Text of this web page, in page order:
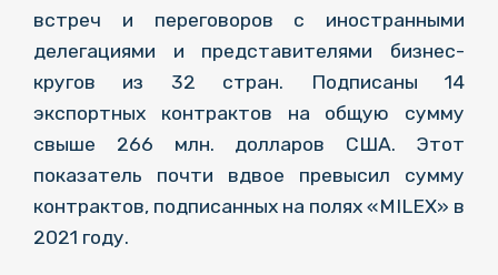
встреч и переговоров с иностранными
делегациями и представителями бизнес-
кругов из 32 стран. Подписаны 14
экспортных контрактов на общую сумму
свыше 266 млн. долларов США. Этот
показатель почти вдвое превысил сумму
контрактов, подписанных на полях «MILEX» в
2021 году.